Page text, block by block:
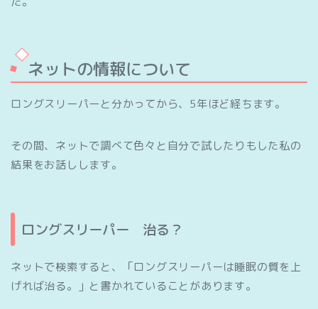
ネットの情報について
ロングスリーパーと分かってから、5年ほど経ちます。
その間、ネットで調べて色々と自分で試したりもした私の
結果をお話しします。
ロングスリーパー 治る？
ネットで検索すると、「ロングスリーパーは睡眠の質を上
げれば治る。」と書かれていることがあります。